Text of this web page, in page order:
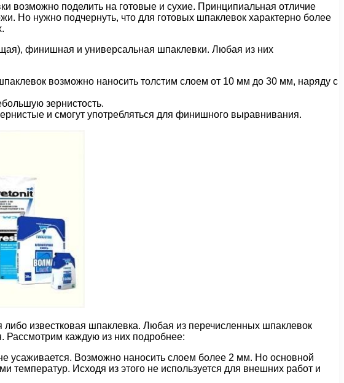
возможно поделить на готовые и сухие. Принципиальная отличие
Но нужно подчернуть, что для готовых шпаклевок характерно более
финишная и универсальная шпаклевки. Любая из них
возможно наносить толстим слоем от 10 мм до 30 мм, наряду с
зернистость.
и смогут употребляться для финишного выравнивания.
известковая шпаклевка. Любая из перечисленных шпаклевок
Рассмотрим каждую из них подробнее:
усаживается. Возможно наносить слоем более 2 мм. Но основной
температур. Исходя из этого не используется для внешних работ и